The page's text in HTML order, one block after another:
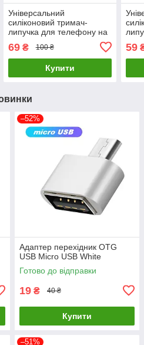
Універсальний
силіконовий тримач-
липучка для телефону на
40 присосках Lipper Black
69₴ 100 ₴
Купити
59
–52%
Адаптер перехідник OTG
USB Micro USB White
Готово до відправки
19 ₴ 40 ₴
Купити
–51%